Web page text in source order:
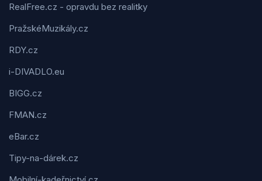
RealFree.cz - opravdu bez realitky
PražskéMuzikály.cz
RDY.cz
i-DIVADLO.eu
BIGG.cz
FMAN.cz
eBar.cz
Tipy-na-dárek.cz